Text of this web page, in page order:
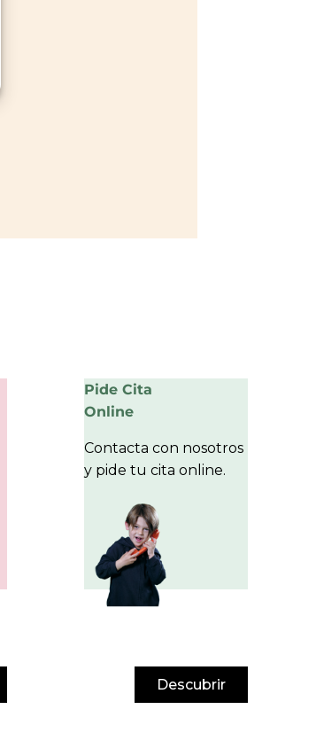
Pide Cita
Online
Contacta con nosotros
y pide tu cita online.
Descubrir